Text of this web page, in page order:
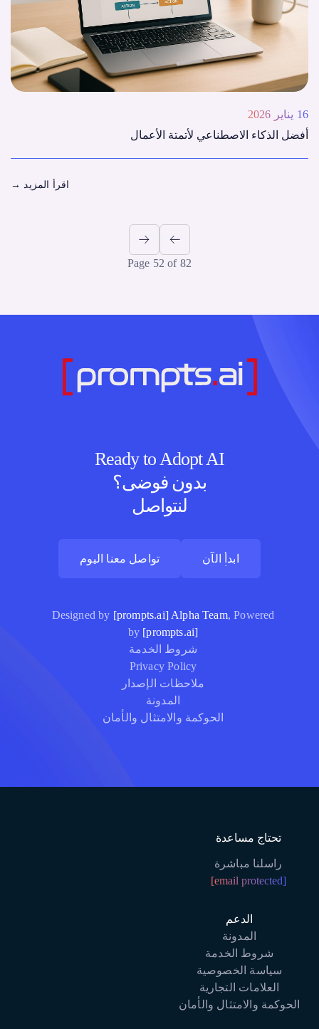
16 يناير 2026
أفضل الذكاء الاصطناعي لأتمتة الأعمال
اقرأ المزيد →
Page 52 of 82
Ready to Adopt AI
بدون فوضى؟
لنتواصل
تواصل معنا اليوم
ابدأ الآن
Designed by [prompts.ai] Alpha Team, Powered
by [prompts.ai]
شروط الخدمة
Privacy Policy
ملاحظات الإصدار
المدونة
الحوكمة والامتثال والأمان
تحتاج مساعدة
راسلنا مباشرة
[email protected]
الدعم
المدونة
شروط الخدمة
سياسة الخصوصية
العلامات التجارية
الحوكمة والامتثال والأمان